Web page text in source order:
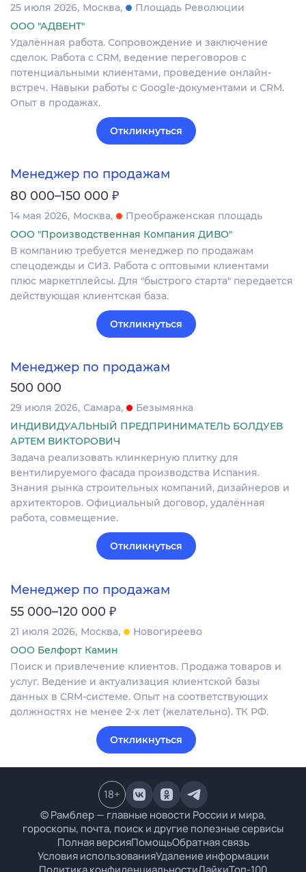
25 июля 2026 Москва
Площадь Революции
ООО "АДВЕНТ"
Удалённая работа. Сопровождение и заключение
сделок. Работа с CRM, ведение переговоров с
потенциальными клиентами, проведение онлайн-
встреч. Навыки работы с Google-документами и CRM.
Опыт в продажах.
Откликнуться
Менеджер по продажам
80 000–150 000 ₽
14 мая 2026 Москва
Преображенская площадь
ООО "Производственная Компания ДИВО"
В компанию требуется менеджер по продажам
спецодежды и СИЗ. Работа с оптовыми клиентами
плюс маркетплейсы. Для "быстрого старта" передается
действующая клиентская база.
Откликнуться
Менеджер по продажам
500 000
29 июля 2026 Самара
Безымянка
ИНДИВИДУАЛЬНЫЙ ПРЕДПРИНИМАТЕЛЬ БОЛДУЕВ
АРТЕМ ВИКТОРОВИЧ
Задача реализовать клинкерную плитку для
вентилируемого фасада производства Испания.
Знания рынка строительных компаний, дизайнеров и
архитекторов. Официальный договор, удалённая
работа, совмещение.
Откликнуться
Менеджер по продажам
55 000–120 000 ₽
21 июля 2026 Москва
Новогиреево
ООО Белфорт Камин
Поиск и привлечение клиентов. Продажа товаров и
услуг. Ведение и актуализация клиентской базы
данных в CRM‐системе. Опыт на соответствующих
должностях не менее 2-х лет (желательно). ТК РФ.
Откликнуться
© Рамблер — главные новости России и мира,
гороскопы, почта, поиск и другие полезные сервисы
Полная версияПомощьОбратная связь
Условия использованияУдаление информации
18+